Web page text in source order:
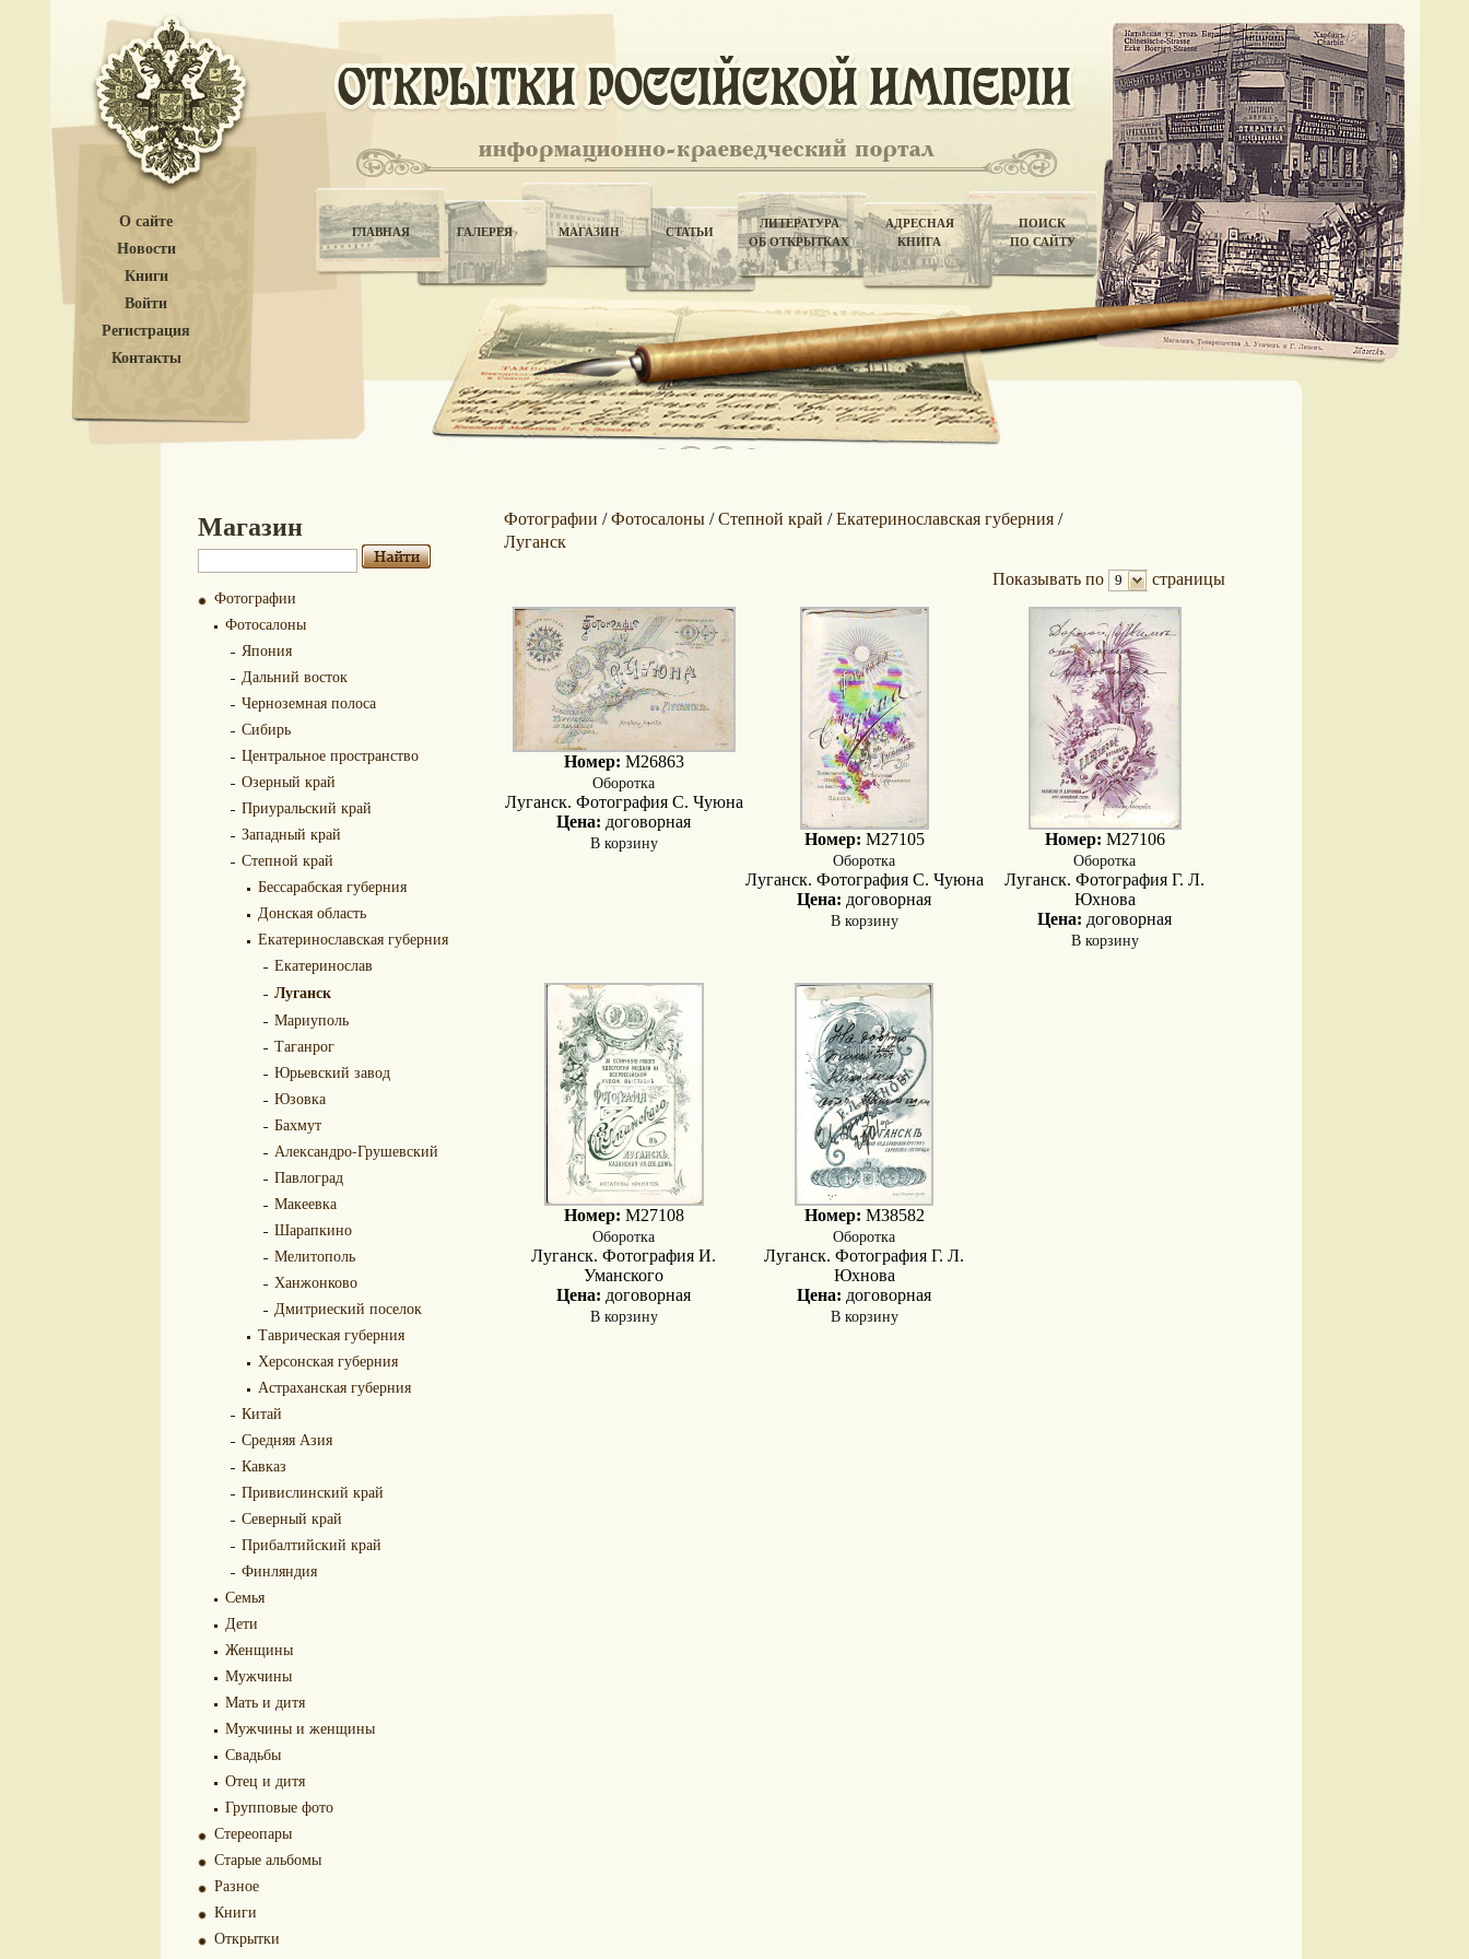
О сайте
Новости
Книги
Войти
Регистрация
Контакты
ГЛАВНАЯ ГАЛЕРЕЯ МАГАЗИН СТАТЬИ
ЛИТЕРАТУРА
ОБ ОТКРЫТКАХ
АДРЕСНАЯ
КНИГА
ПОИСК
ПО САЙТУ
Магазин
Фотографии
Фотосалоны
Япония
Дальний восток
Черноземная полоса
Сибирь
Центральное пространство
Озерный край
Приуральский край
Западный край
Степной край
Бессарабская губерния
Донская область
Екатеринославская губерния
Екатеринослав
Луганск
Мариуполь
Таганрог
Юрьевский завод
Юзовка
Бахмут
Александро-Грушевский
Павлоград
Макеевка
Шарапкино
Мелитополь
Ханжонково
Дмитриеский поселок
Таврическая губерния
Херсонская губерния
Астраханская губерния
Китай
Средняя Азия
Кавказ
Привислинский край
Северный край
Прибалтийский край
Финляндия
Семья
Дети
Женщины
Мужчины
Мать и дитя
Мужчины и женщины
Свадьбы
Отец и дитя
Групповые фото
Стереопары
Старые альбомы
Разное
Книги
Открытки
Фотографии /Фотосалоны/Степной край /Екатеринославская губерния/
Луганск
Показывать по 9 страницы
Номер: M26863
Оборотка
Луганск. Фотография С. Чуюна
Цена: договорная
В корзину Номер: M27105
Оборотка
Луганск. Фотография С. Чуюна
Цена: договорная
В корзину
Номер: M27106
Оборотка
Луганск. Фотография Г. Л.
Юхнова
Цена: договорная
В корзину
Номер: M27108
Оборотка
Луганск. Фотография И.
Уманского
Цена: договорная
В корзину
Номер: M38582
Оборотка
Луганск. Фотография Г. Л.
Юхнова
Цена: договорная
В корзину